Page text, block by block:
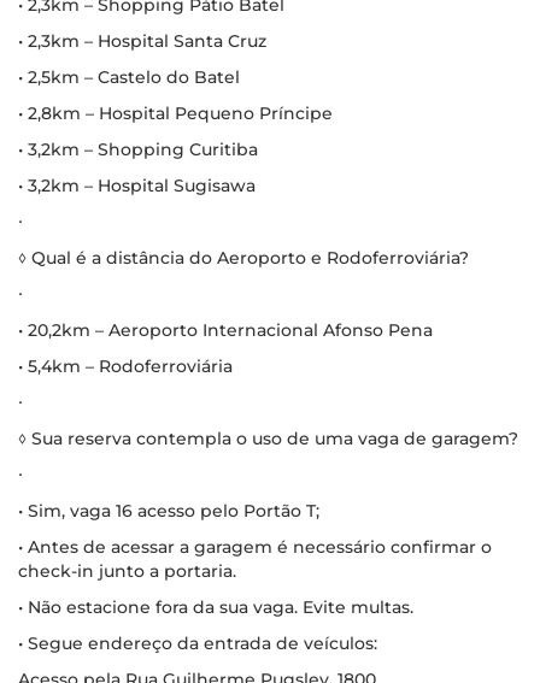
• 2,3km – Hospital Santa Cruz
• 2,5km – Castelo do Batel
• 2,8km – Hospital Pequeno Príncipe
• 3,2km – Shopping Curitiba
• 3,2km – Hospital Sugisawa
∙
◊ Qual é a distância do Aeroporto e Rodoferroviária?
∙
• 20,2km – Aeroporto Internacional Afonso Pena
• 5,4km – Rodoferroviária
∙
◊ Sua reserva contempla o uso de uma vaga de garagem?
∙
• Sim, vaga 16 acesso pelo Portão T;
• Antes de acessar a garagem é necessário confirmar o
check-in junto a portaria.
• Não estacione fora da sua vaga. Evite multas.
• Segue endereço da entrada de veículos: